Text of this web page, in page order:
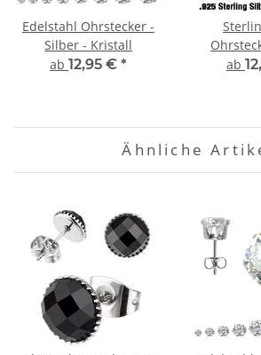
Edelstahl Ohrstecker -
Silber - Kristall
ab 12,95 € * ab
Ähnliche